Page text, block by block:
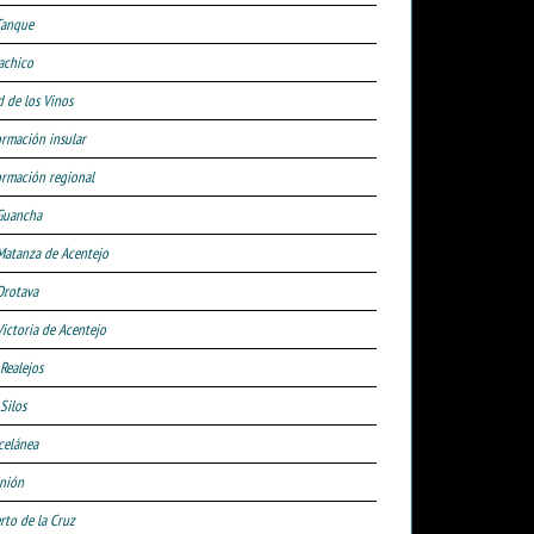
de los Vinos
insular
regional
de Acentejo
de Acentejo
de la Cruz